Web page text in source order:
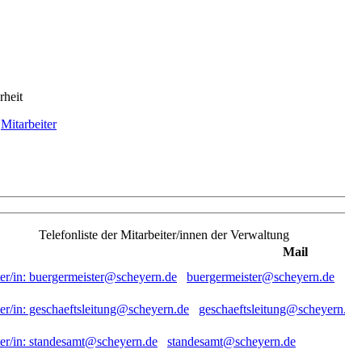
Mitarbeiter
Telefonliste der Mitarbeiter/innen der Verwaltung
Mail
buergermeister@scheyern.de
standesamt@scheyern.de